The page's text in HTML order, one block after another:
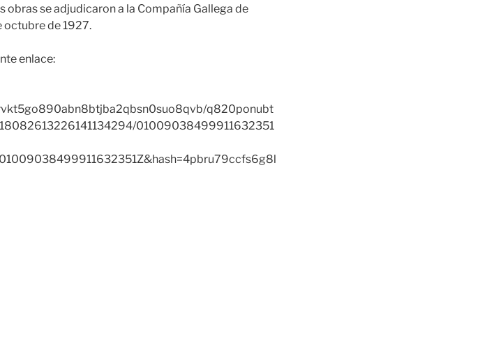
obras se adjudicaron a la Compañía Gallega de
octubre de 1927.
enlace:
q820ponubt
01009038499911632351